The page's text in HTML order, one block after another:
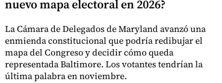
nuevo mapa electoral en 2026?
La Cámara de Delegados de Maryland avanzó una
enmienda constitucional que podría redibujar el
mapa del Congreso y decidir cómo queda
representada Baltimore. Los votantes tendrían la
última palabra en noviembre.